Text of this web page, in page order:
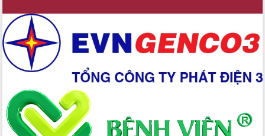
Xây dựng nền hành chính số đồng
hành cùng nông dân dân, doanh nghiệp
Giai đoạn 2026-2030, Đắk Lắk phấn
đấu có 77% xã đạt chuẩn nông thôn
mới
Chuyển đổi số 'mở đường' cho nông
nghiệp Đắk Lắk tăng trưởng bứt phá
Triển khai đồng bộ đo đạc, lập hồ sơ
địa chính, hoàn thiện cơ sở dữ liệu đất
đai